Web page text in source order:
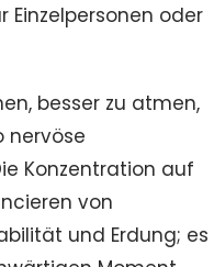
Einzelpersonen oder
besser zu atmen,
nervöse
Konzentration auf
von
und Erdung; es